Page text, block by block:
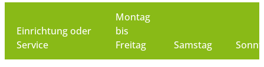
Einrichtung oder
Service
Montag
bis
Freitag
Samstag